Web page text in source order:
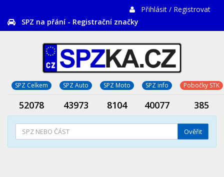
Přihlásit / Registrovat
SPZ na přání - Registrační značky
SPZ Celkem SPZ Auto SPZ Moto SPZ info Pobočky STK
52078 43973 8104 40077 385
Ověřit